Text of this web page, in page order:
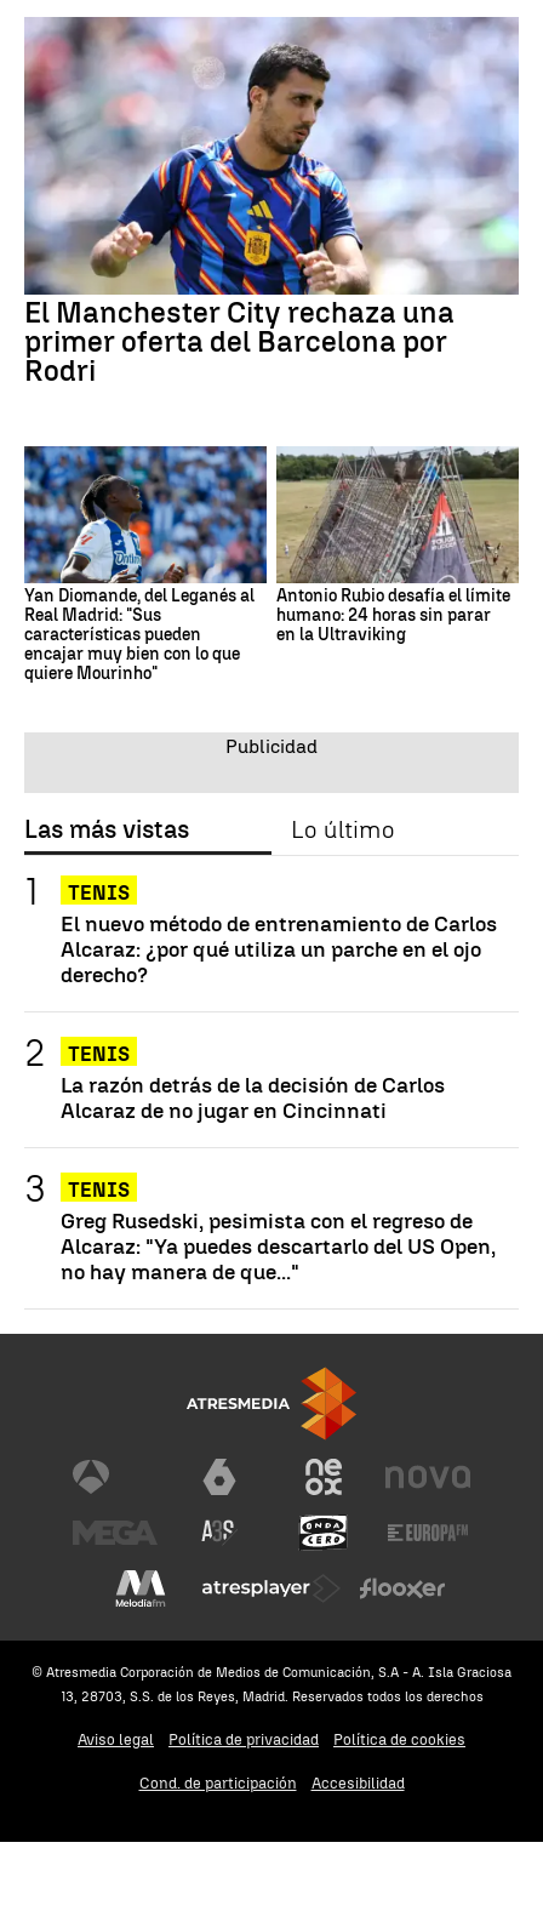
El Manchester City rechaza una
primer oferta del Barcelona por
Rodri
Yan Diomande, del Leganés al
Real Madrid: "Sus
características pueden
encajar muy bien con lo que
quiere Mourinho"
Antonio Rubio desafía el límite
humano: 24 horas sin parar
en la Ultraviking
Las más vistas Lo último
TENIS
El nuevo método de entrenamiento de Carlos
Alcaraz: ¿por qué utiliza un parche en el ojo
derecho?
TENIS
La razón detrás de la decisión de Carlos
Alcaraz de no jugar en Cincinnati
TENIS
Greg Rusedski, pesimista con el regreso de
Alcaraz: "Ya puedes descartarlo del US Open,
no hay manera de que..."
© Atresmedia Corporación de Medios de Comunicación, S.A - A. Isla Graciosa
13, 28703, S.S. de los Reyes, Madrid. Reservados todos los derechos
Aviso legal Política de privacidad Política de cookies
Cond. de participación Accesibilidad